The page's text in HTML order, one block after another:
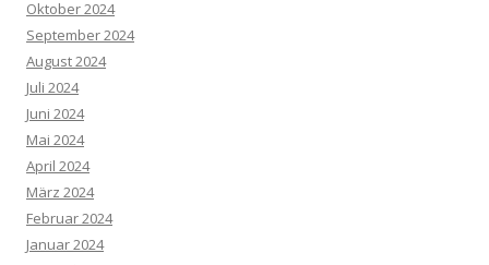
Oktober 2024
September 2024
August 2024
Juli 2024
Juni 2024
Mai 2024
April 2024
März 2024
Februar 2024
Januar 2024